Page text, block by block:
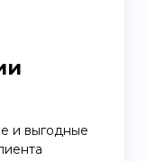
и выгодные